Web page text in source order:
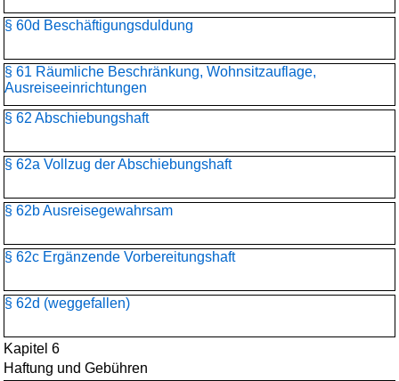
§ 60d Beschäftigungsduldung
§ 61 Räumliche Beschränkung, Wohnsitzauflage,
Ausreiseeinrichtungen
§ 62 Abschiebungshaft
§ 62a Vollzug der Abschiebungshaft
§ 62b Ausreisegewahrsam
§ 62c Ergänzende Vorbereitungshaft
§ 62d (weggefallen)
Kapitel 6
Haftung und Gebühren